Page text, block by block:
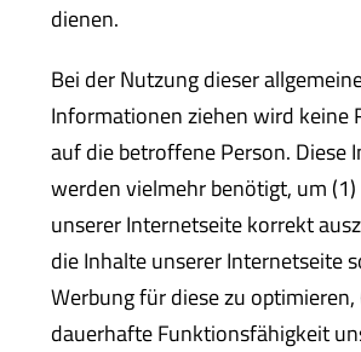
dienen.
Bei der Nutzung dieser
Informationen ziehen wird keine
auf die betroffene Person. Diese
werden vielmehr benötigt, um
unserer Internetseite korrekt
die Inhalte unserer Internetseite
Werbung für diese zu optimieren,
dauerhafte Funktionsfähigkeit